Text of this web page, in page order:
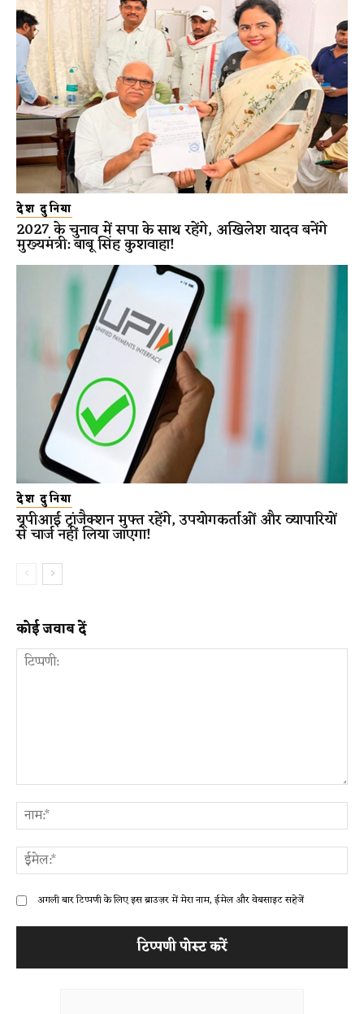
देश दुनिया
2027 के चुनाव में सपा के साथ रहेंगे, अखिलेश यादव बनेंगे
मुख्यमंत्री: बाबू सिंह कुशवाहा!
देश दुनिया
यूपीआई ट्रांजैक्शन मुफ्त रहेंगे, उपयोगकर्ताओं और व्यापारियों
से चार्ज नहीं लिया जाएगा!
कोई जवाब दें
अगली बार टिप्पणी के लिए इस ब्राउज़र में मेरा नाम, ईमेल और वेबसाइट सहेजें